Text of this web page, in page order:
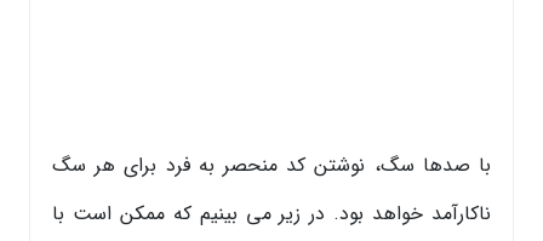
با صدها سگ، نوشتن کد منحصر به فرد برای هر سگ
ناکارآمد خواهد بود. در زیر می بینیم که ممکن است با